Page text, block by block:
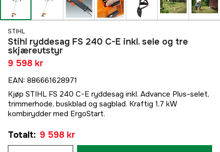
STIHL
Stihl ryddesag FS 240 C-E inkl. sele og tre
skjæreutstyr
9 598 kr
EAN: 886661628971
Kjøp STIHL FS 240 C-E ryddesag inkl. Advance Plus-selet,
trimmerhode, buskblad og sagblad. Kraftig 1,7 kW
kombirydder med ErgoStart.
Totalt: 9 598 kr